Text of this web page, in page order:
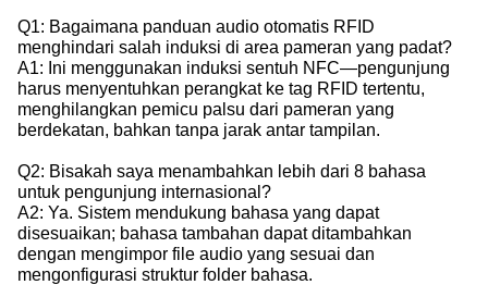
Q1: Bagaimana panduan audio otomatis RFID
menghindari salah induksi di area pameran yang padat?
A1: Ini menggunakan induksi sentuh NFC—pengunjung
harus menyentuhkan perangkat ke tag RFID tertentu,
menghilangkan pemicu palsu dari pameran yang
berdekatan, bahkan tanpa jarak antar tampilan.
Q2: Bisakah saya menambahkan lebih dari 8 bahasa
untuk pengunjung internasional?
A2: Ya. Sistem mendukung bahasa yang dapat
disesuaikan; bahasa tambahan dapat ditambahkan
dengan mengimpor file audio yang sesuai dan
mengonfigurasi struktur folder bahasa.